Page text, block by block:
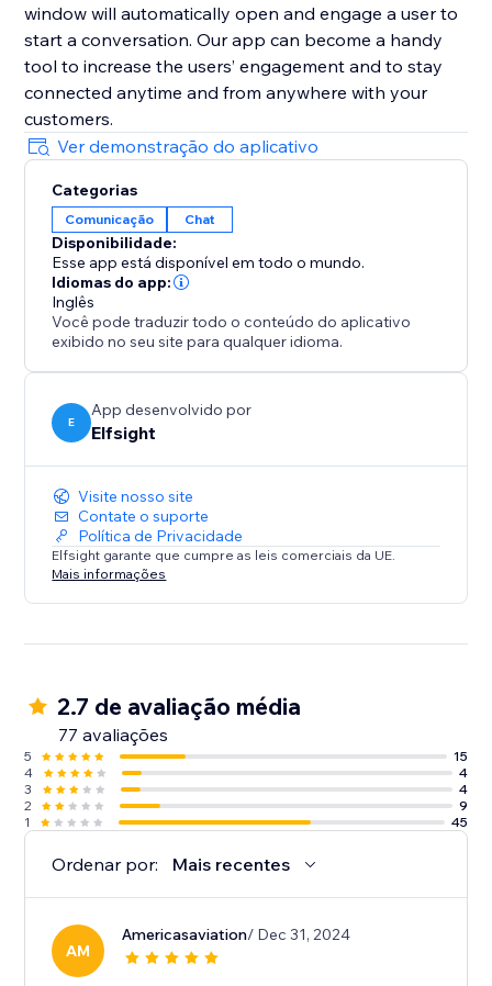
window will automatically open and engage a user to
start a conversation. Our app can become a handy
tool to increase the users’ engagement and to stay
connected anytime and from anywhere with your
customers.
Ver demonstração do aplicativo
Categorias
Comunicação Chat
Disponibilidade:
Esse app está disponível em todo o mundo.
Idiomas do app:
Inglês
Você pode traduzir todo o conteúdo do aplicativo
exibido no seu site para qualquer idioma.
E
App desenvolvido por
Elfsight
Visite nosso site
Contate o suporte
Política de Privacidade
Elfsight garante que cumpre as leis comerciais da UE.
Mais informações
2.7 de avaliação média
77 avaliações
5
15
4
4
3
4
2
9
1
45
Ordenar por: Mais recentes
AM
Americasaviation/ Dec 31, 2024